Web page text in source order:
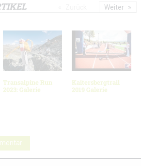
Transalpine Run
2023: Galerie
Kaitersbergtrail
2019 Galerie
Weiter